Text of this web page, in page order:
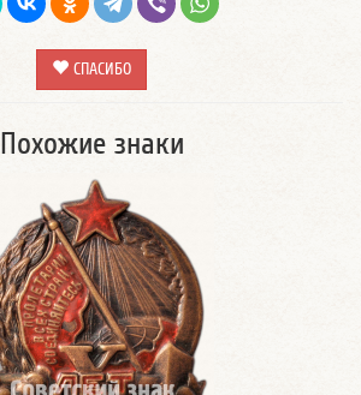
СПАСИБО
Похожие знаки